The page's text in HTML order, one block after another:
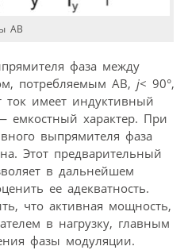
АВ
фаза между
потребляемым АВ, j< 90°,
ток имеет индуктивный
емкостный характер. При
выпрямителя фаза
Этот предварительный
в дальнейшем
ее адекватность.
что активная мощность,
в нагрузку, главным
фазы модуляции.